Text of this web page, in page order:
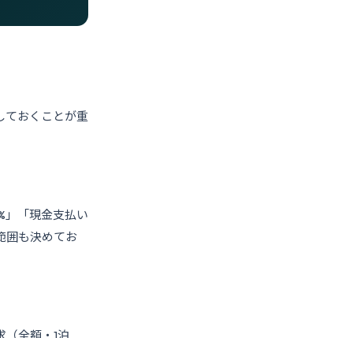
ておくことが重
」「現金支払い
囲も決めてお